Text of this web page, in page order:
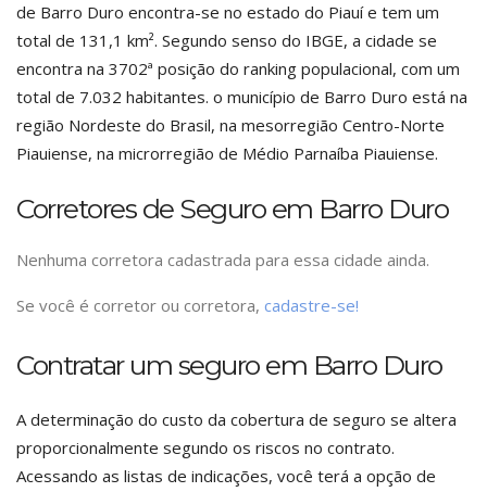
de Barro Duro encontra-se no estado do Piauí e tem um
total de 131,1 km². Segundo senso do IBGE, a cidade se
encontra na 3702ª posição do ranking populacional, com um
total de 7.032 habitantes. o município de Barro Duro está na
região Nordeste do Brasil, na mesorregião Centro-Norte
Piauiense, na microrregião de Médio Parnaíba Piauiense.
Corretores de Seguro em Barro Duro
Nenhuma corretora cadastrada para essa cidade ainda.
Se você é corretor ou corretora, cadastre-se!
Contratar um seguro em Barro Duro
A determinação do custo da cobertura de seguro se altera
proporcionalmente segundo os riscos no contrato.
Acessando as listas de indicações, você terá a opção de